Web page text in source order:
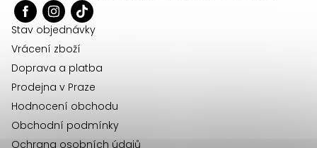
Stav objednávky
Vrácení zboží
Doprava a platba
Prodejna v Praze
Hodnocení obchodu
Obchodní podmínky
Ochrana osobních údajů